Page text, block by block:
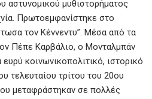
μυθιστορήματος
Πρωτοεμφανίστηκε στο
τον Κέννεντυ”. Μέσα από τα
Πέπε Καρβάλιο, ο Μονταλμπάν
κοινωνικοπολιτικό, ιστορικό
τελευταίου τρίτου του 20ου
μεταφράστηκαν σε πολλές